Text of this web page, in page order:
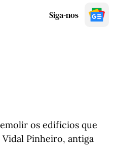
Siga-nos
os edifícios que
Pinheiro, antiga